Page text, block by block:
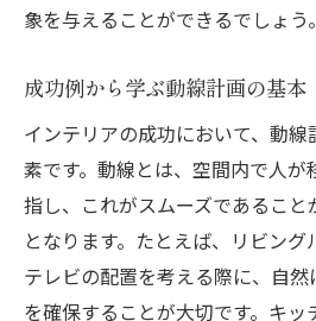
象を与えることができるでしょう。
成功例から学ぶ動線計画の基本
インテリアの成功において、動
素です。動線とは、空間内で人が
指し、これがスムーズであるこ
となります。たとえば、リビン
テレビの配置を考える際に、自
を確保することが大切です。キ